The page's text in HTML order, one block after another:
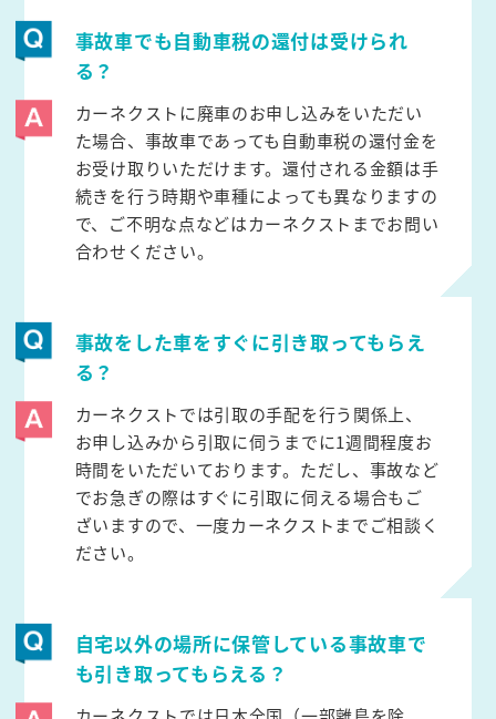
事故車でも自動車税の還付は受けられ
る？
カーネクストに廃車のお申し込みをいただい
た場合、事故車であっても自動車税の還付金を
お受け取りいただけます。還付される金額は手
続きを行う時期や車種によっても異なりますの
で、ご不明な点などはカーネクストまでお問い
合わせください。
事故をした車をすぐに引き取ってもらえ
る？
カーネクストでは引取の手配を行う関係上、
お申し込みから引取に伺うまでに1週間程度お
時間をいただいております。ただし、事故など
でお急ぎの際はすぐに引取に伺える場合もご
ざいますので、一度カーネクストまでご相談く
ださい。
自宅以外の場所に保管している事故車で
も引き取ってもらえる？